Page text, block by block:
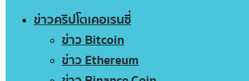
ข่าวคริปโตเคอเรนซี่
ข่าว Bitcoin
ข่าว Ethereum